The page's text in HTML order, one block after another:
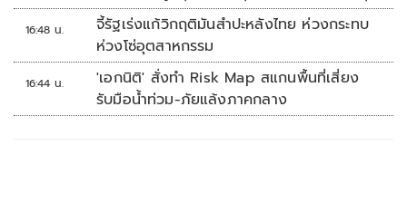
16:48 น.
จี้รัฐเร่งแก้วิกฤติมันสำปะหลังไทย ห่วงกระทบ
ห่วงโซ่อุตสาหกรรม
16:44 น.
'เอกนิติ' สั่งทำ Risk Map สแกนพื้นที่เสี่ยง
รับมือน้ำท่วม-ภัยแล้งภาคกลาง